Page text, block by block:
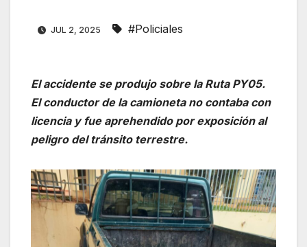
JUL 2, 2025 #Policiales
El accidente se produjo sobre la Ruta PY05.
El conductor de la camioneta no contaba con
licencia y fue aprehendido por exposición al
peligro del tránsito terrestre.